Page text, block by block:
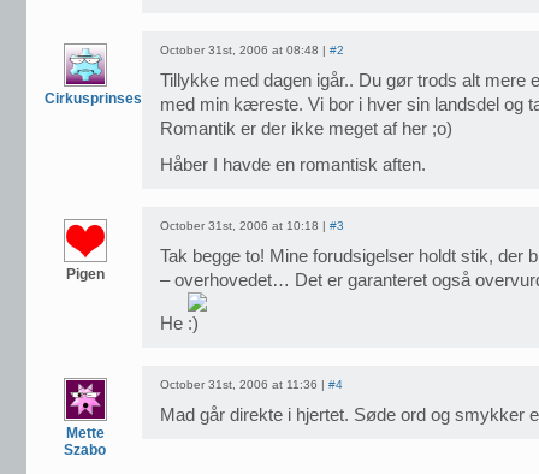
Cirkusprinsesse
October 31st, 2006 at 08:48 | #2
Tillykke med dagen igår.. Du gør trods alt mere
med min kæreste. Vi bor i hver sin landsdel og
Romantik er der ikke meget af her ;o)
Håber I havde en romantisk aften.
Pigen
October 31st, 2006 at 10:18 | #3
Tak begge to! Mine forudsigelser holdt stik, der
– overhovedet… Det er garanteret også
He
Mette
Szabo
October 31st, 2006 at 11:36 | #4
Mad går direkte i hjertet. Søde ord og smykker